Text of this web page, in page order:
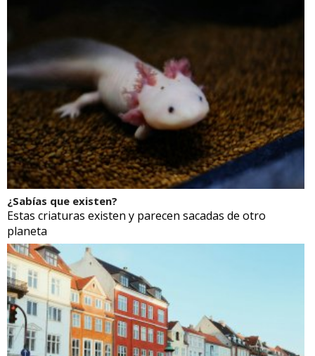
¿Sabías que existen?
Estas criaturas existen y parecen sacadas de otro
planeta